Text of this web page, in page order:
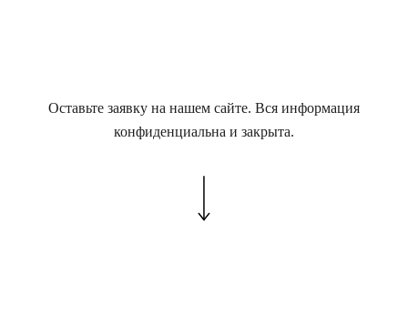
Оставьте заявку на нашем сайте. Вся информация
конфиденциальна и закрыта.